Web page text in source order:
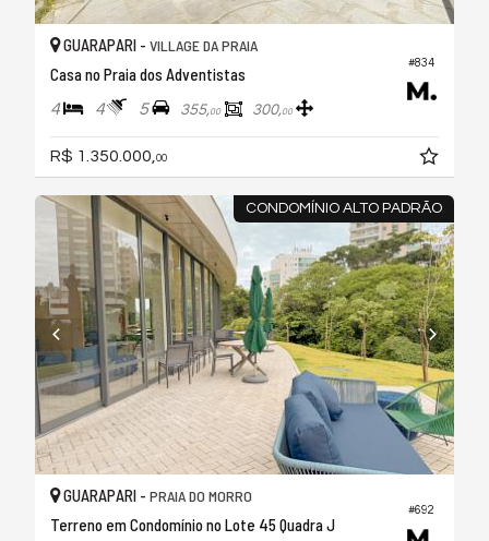
#834
GUARAPARI - VILLAGE DA PRAIA
Casa no Praia dos Adventistas
4 4 5 355,00 300,00
R$ 1.350.000, 00
CONDOMÍNIO ALTO PADRÃO
#692
GUARAPARI - PRAIA DO MORRO
Terreno em Condomínio no Lote 45 Quadra J